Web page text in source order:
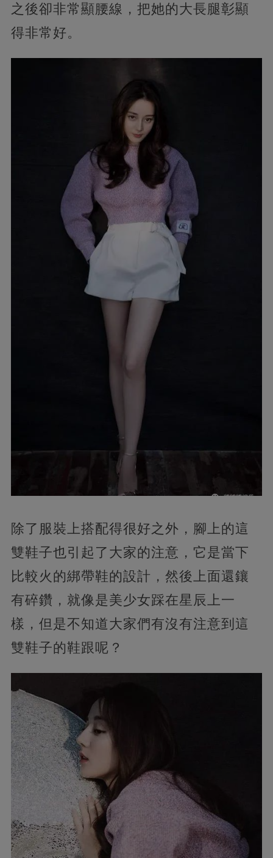
之後卻非常顯腰線，把她的大長腿彰顯
得非常好。
除了服裝上搭配得很好之外，腳上的這
雙鞋子也引起了大家的注意，它是當下
比較火的綁帶鞋的設計，然後上面還鑲
有碎鑽，就像是美少女踩在星辰上一
樣，但是不知道大家們有沒有注意到這
雙鞋子的鞋跟呢？